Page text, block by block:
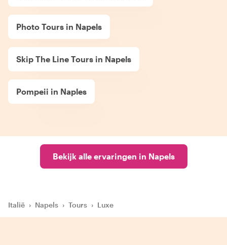
Photo Tours in Napels
Skip The Line Tours in Napels
Pompeii in Naples
Bekijk alle ervaringen in Napels
Italië › Napels › Tours › Luxe